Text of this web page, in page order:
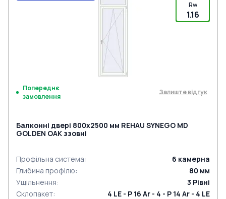
Rw
1.16
Попереднє
замовлення
Залиште відгук
Балконні двері 800x2500 мм REHAU SYNEGO MD
GOLDEN OAK ззовні
Профільна система: 6 камерна
Глибина профілю: 80 мм
Ущільнення: 3 Рівні
Склопакет:
4 LE - P 16 Ar - 4 - P 14 Ar - 4 LE